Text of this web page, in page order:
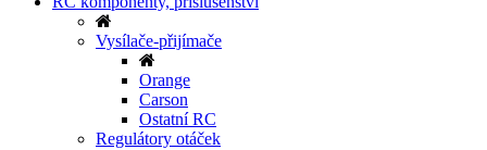
Vysílače-přijímače
Orange
Carson
Ostatní RC
Regulátory otáček